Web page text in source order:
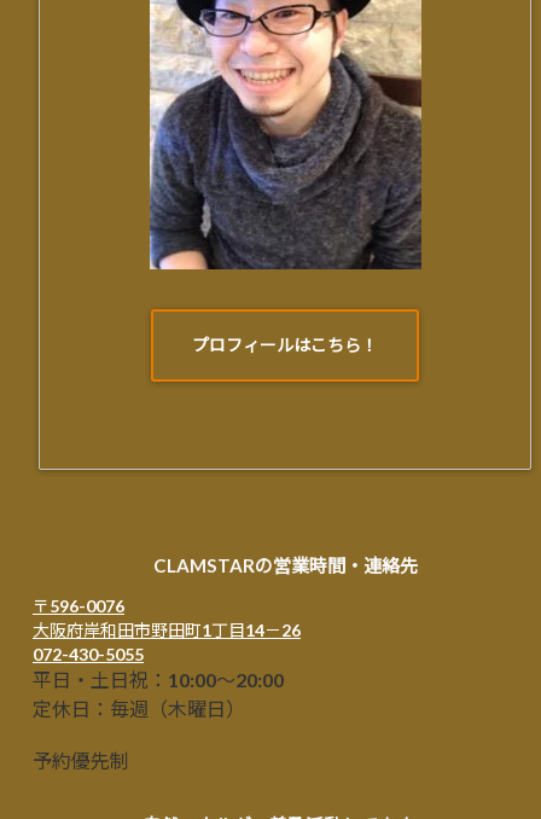
プロフィールはこちら！
CLAMSTARの営業時間・連絡先
〒596-0076
大阪府岸和田市野田町1丁目14－26
072-430-5055
平日・土日祝：10:00～20:00
定休日：毎週（木曜日）
予約優先制